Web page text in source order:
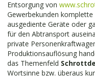
Entsorgung von
Gewerbekunden
ausgediente Geräte oder
für den Abtransport
private
Produktionsauflösung
das Themenfeld
Wortsinne bzw. überaus